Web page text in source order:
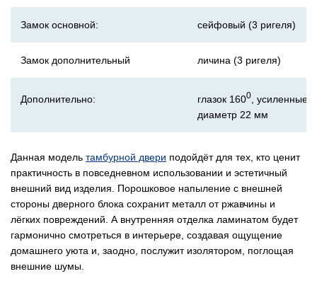
Замок основной: сейфовый (3 ригеля)
Замок дополнительный личина (3 ригеля)
Дополнительно: глазок 1600
, усиленные
диаметр 22 мм
Данная модель тамбурной двери подойдёт для тех, кто ценит
практичность в повседневном использовании и эстетичный
внешний вид изделия. Порошковое напыление с внешней
стороны дверного блока сохранит металл от ржавчины и
лёгких повреждений. А внутренняя отделка ламинатом будет
гармонично смотреться в интерьере, создавая ощущение
домашнего уюта и, заодно, послужит изолятором, поглощая
внешние шумы.